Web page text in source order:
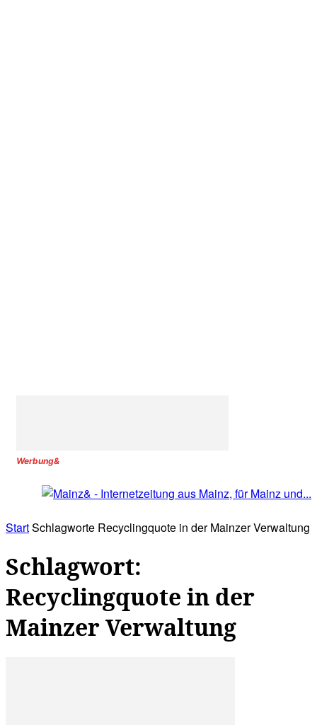
Werbung&
StartSchlagworte Recyclingquote in der Mainzer Verwaltung
Schlagwort:
Recyclingquote in der
Mainzer Verwaltung